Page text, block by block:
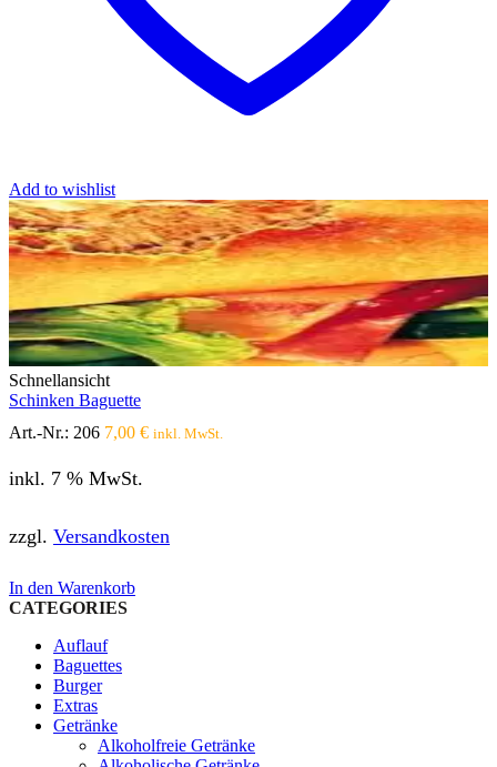
Add to wishlist
Schnellansicht
Schinken Baguette
Art.-Nr.: 206 7,00 € inkl. MwSt.
inkl. 7 % MwSt.
zzgl. Versandkosten
In den Warenkorb
CATEGORIES
Auflauf
Baguettes
Burger
Extras
Getränke
Alkoholfreie Getränke